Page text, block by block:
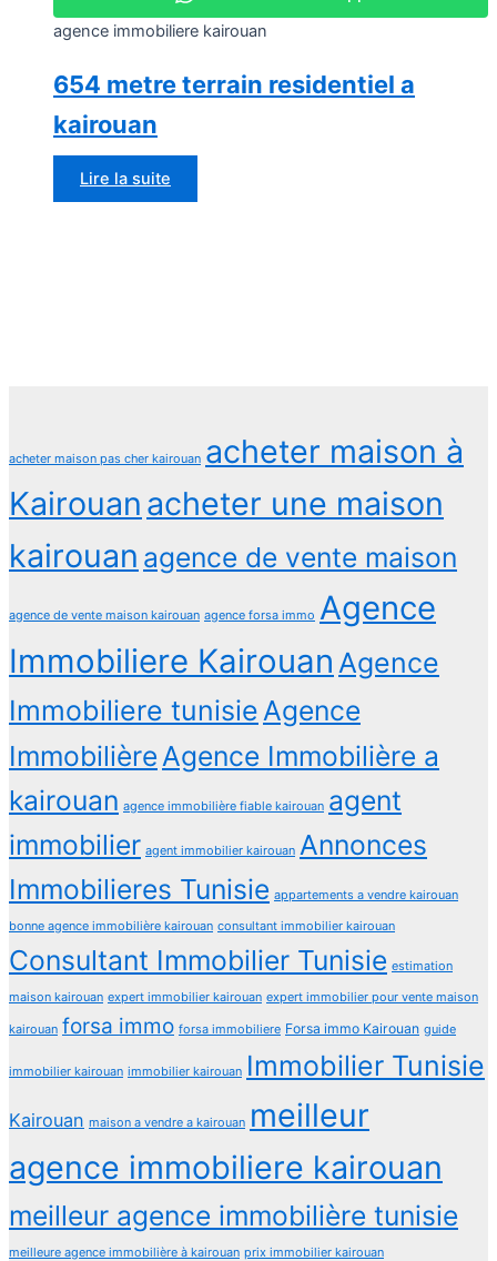
agence immobiliere kairouan
654 metre terrain residentiel a
kairouan
Lire la suite
acheter maison pas cher kairouan acheter maison à
Kairouan acheter une maison
kairouan agence de vente maison
agence de vente maison kairouan agence forsa immo Agence
Immobiliere Kairouan Agence
Immobiliere tunisie Agence
Immobilière Agence Immobilière a
kairouan agence immobilière fiable kairouan agent
immobilier agent immobilier kairouan Annonces
Immobilieres Tunisie appartements a vendre kairouan
bonne agence immobilière kairouan consultant immobilier kairouan
Consultant Immobilier Tunisie estimation
maison kairouan expert immobilier kairouan expert immobilier pour vente maison
kairouan forsa immo forsa immobiliere Forsa immo Kairouan guide
immobilier kairouan immobilier kairouan Immobilier Tunisie
Kairouan maison a vendre a kairouan meilleur
agence immobiliere kairouan
meilleur agence immobilière tunisie
meilleure agence immobilière à kairouan prix immobilier kairouan